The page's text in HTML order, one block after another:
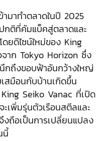
ามาทำตลาดในปี 2025
กติที่คัมแบ็คสู่ตลาดและ
ยดีไซน์ใหม่ของ King
จาก Tokyo Horizon ซึ่ง
กถึงขอบฟ้าอันกว้างใหญ่
สมือนกับบ้านเกิดขึ้น
Seiko Vanac ที่เปิด
เพิ่มรุ่นตัวเรือนสตีลและ
ถือเป็นการเปลี่ยนแปลง
นี้